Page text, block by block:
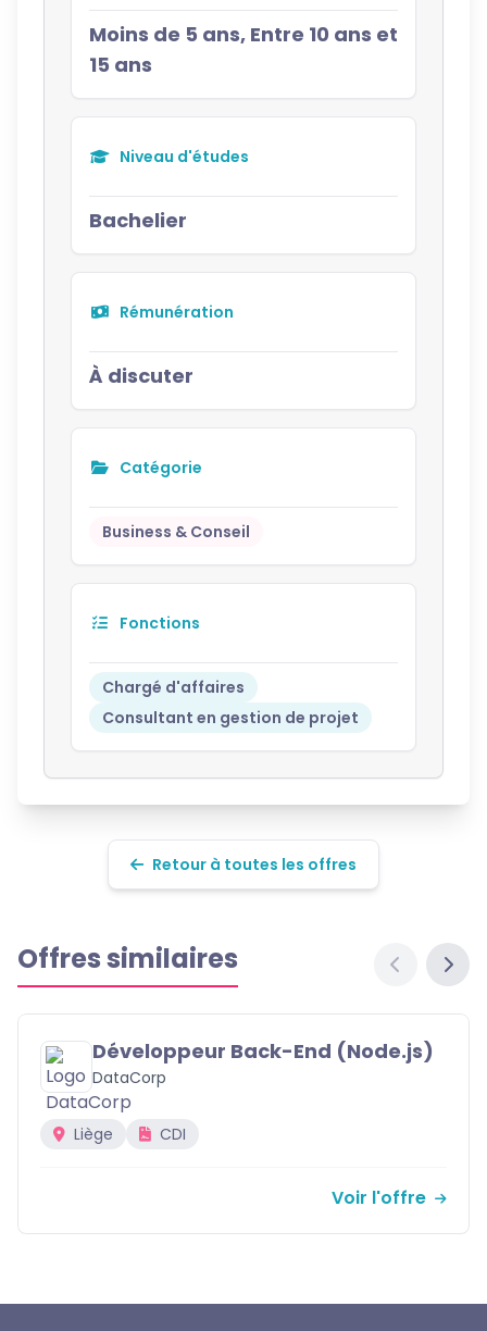
Moins de 5 ans, Entre 10 ans et
15 ans
Niveau d'études
Bachelier
Rémunération
À discuter
Catégorie
Business & Conseil
Fonctions
Chargé d'affaires
Consultant en gestion de projet
Retour à toutes les offres
Offres similaires
Designer UX/UI Senior
CreativeStudio
Namur (Hybride)
Voir l'offre